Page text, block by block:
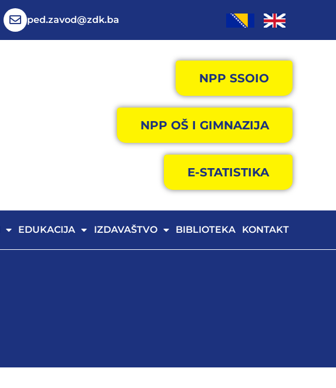
ped.zavod@zdk.ba
NPP SSOIO
NPP OŠ I GIMNAZIJA
E-STATISTIKA
EDUKACIJA IZDAVAŠTVO BIBLIOTEKA KONTAKT